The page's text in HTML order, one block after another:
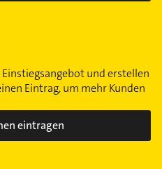
und erstellen
Eintrag, um mehr Kunden
eintragen